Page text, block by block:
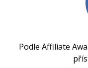
Podle Affiliate